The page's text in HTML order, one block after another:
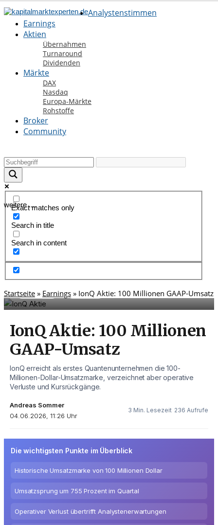
Analystenstimmen
Earnings
Aktien
Übernahmen
Turnaround
Dividenden
Märkte
DAX
Nasdaq
Europa-Märkte
Rohstoffe
Broker
Community
weitere ....
Exact matches only
Search in title
Search in content
Startseite » Earnings » IonQ Aktie: 100 Millionen GAAP-Umsatz
Earnings , Nasdaq
IonQ Aktie: 100 Millionen
GAAP-Umsatz
IonQ erreicht als erstes Quantenunternehmen die 100-
Millionen-Dollar-Umsatzmarke, verzeichnet aber operative
Verluste und Kursrückgänge.
Andreas Sommer
04.06.2026, 11:26 Uhr
3 Min. Lesezeit 236 Aufrufe
Die wichtigsten Punkte im Überblick
Historische Umsatzmarke von 100 Millionen Dollar
Umsatzsprung um 755 Prozent im Quartal
Operativer Verlust übertrifft Analystenerwartungen